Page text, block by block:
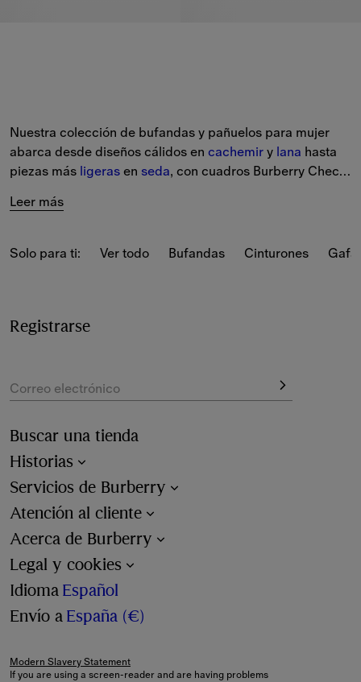
Nuestra colección de bufandas y pañuelos para mujer
abarca desde diseños cálidos en cachemir y lana hasta
piezas más ligeras en seda, con cuadros Burberry Check
como beige vintage, verde Loch y el tono Knight Blue.
disponible en la página de compra.
Leer más
Solo para ti: Ver todo Bufandas Cinturones
Registrarse
Correo electrónico
Buscar una tienda
Historias
Servicios de Burberry
Atención al cliente
Acerca de Burberry
Legal y cookies
Idioma Español
Envío a España (€)
Modern Slavery Statement
If you are using a screen-reader and are having problems